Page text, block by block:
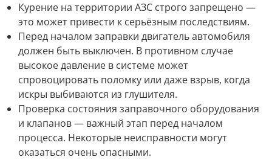
Курение на территории АЗС строго запрещено —
это может привести к серьёзным последствиям.
Перед началом заправки двигатель автомобиля
должен быть выключен. В противном случае
высокое давление в системе может
спровоцировать поломку или даже взрыв, когда
искры выбиваются из глушителя.
Проверка состояния заправочного оборудования
и клапанов — важный этап перед началом
процесса. Некоторые неисправности могут
оказаться очень опасными.